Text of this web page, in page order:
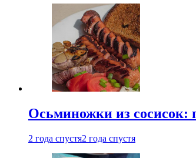
Осьминожки из сосисок:
2 года спустя2 года спустя